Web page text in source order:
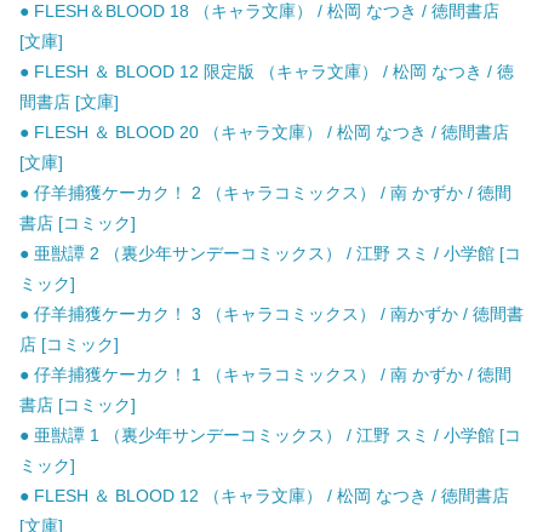
● FLESH＆BLOOD 18 （キャラ文庫） / 松岡 なつき / 徳間書店
[文庫]
● FLESH ＆ BLOOD 12 限定版 （キャラ文庫） / 松岡 なつき / 徳
間書店 [文庫]
● FLESH ＆ BLOOD 20 （キャラ文庫） / 松岡 なつき / 徳間書店
[文庫]
● 仔羊捕獲ケーカク！ 2 （キャラコミックス） / 南 かずか / 徳間
書店 [コミック]
● 亜獣譚 2 （裏少年サンデーコミックス） / 江野 スミ / 小学館 [コ
ミック]
● 仔羊捕獲ケーカク！ 3 （キャラコミックス） / 南かずか / 徳間書
店 [コミック]
● 仔羊捕獲ケーカク！ 1 （キャラコミックス） / 南 かずか / 徳間
書店 [コミック]
● 亜獣譚 1 （裏少年サンデーコミックス） / 江野 スミ / 小学館 [コ
ミック]
● FLESH ＆ BLOOD 12 （キャラ文庫） / 松岡 なつき / 徳間書店
[文庫]